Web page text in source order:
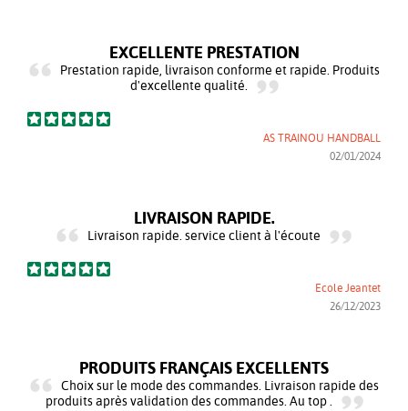
EXCELLENTE PRESTATION
Prestation rapide, livraison conforme et rapide. Produits
d'excellente qualité.
AS TRAINOU HANDBALL
02/01/2024
LIVRAISON RAPIDE.
Livraison rapide. service client à l'écoute
Ecole Jeantet
26/12/2023
PRODUITS FRANÇAIS EXCELLENTS
Choix sur le mode des commandes. Livraison rapide des
produits après validation des commandes. Au top .